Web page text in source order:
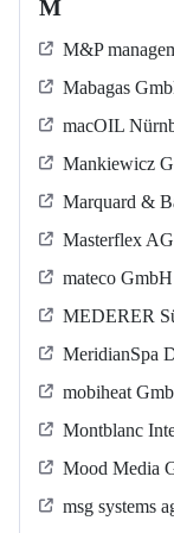
M
M&P
Mabagas
macOIL
Mankiewicz
Marquard &
Masterflex AG
mateco GmbH
MEDERER
MeridianSpa
mobiheat
Montblanc
Mood Media
msg systems